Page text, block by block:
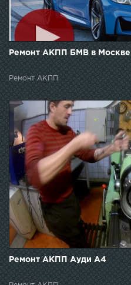
Ремонт АКПП БМВ в Москве
Ремонт АКПП
Ремонт АКПП Ауди A4